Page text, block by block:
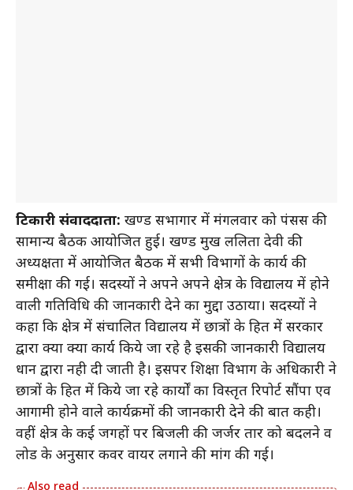
टिकारी संवाददाता: प्रखण्ड सभागार में मंगलवार को पंसस की
सामान्य बैठक आयोजित हुई। प्रखण्ड प्रमुख ललिता देवी की
अध्यक्षता में आयोजित बैठक में सभी विभागों के कार्य की
समीक्षा की गई। सदस्यों ने अपने अपने क्षेत्र के विद्यालय में होने
वाली गतिविधि की जानकारी देने का मुद्दा उठाया। सदस्यों ने
कहा कि क्षेत्र में संचालित विद्यालय में छात्रों के हित में सरकार
द्वारा क्या क्या कार्य किये जा रहे है इसकी जानकारी विद्यालय
प्रधान द्वारा नही दी जाती है। इसपर शिक्षा विभाग के अधिकारी ने
छात्रों के हित में किये जा रहे कार्यों का विस्तृत रिपोर्ट सौंपा एव
आगामी होने वाले कार्यक्रमों की जानकारी देने की बात कही।
वहीं क्षेत्र के कई जगहों पर बिजली की जर्जर तार को बदलने व
लोड के अनुसार कवर वायर लगाने की मांग की गई।